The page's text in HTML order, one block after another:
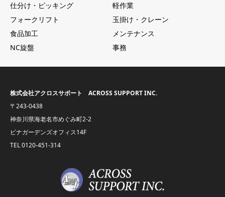
仕分け・ピッキング
軽作業
フォークリフト
玉掛け・クレーン
食品加工
メンテナンス
NC旋盤
事務
株式会社アクロスサポート ACROSS SUPPORT INC.
〒243-0438
神奈川県海老名市めぐみ町2-2
ビナガーデンズオフィス14F
TEL0120-451-314